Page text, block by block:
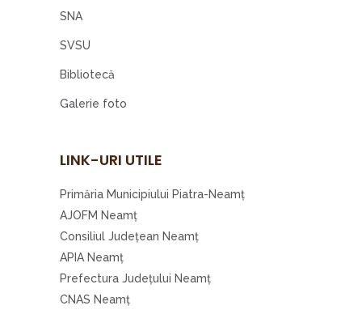
SNA
SVSU
Bibliotecă
Galerie foto
LINK-URI UTILE
Primăria Municipiului Piatra-Neamţ
AJOFM Neamţ
Consiliul Judeţean Neamţ
APIA Neamţ
Prefectura Judeţului Neamţ
CNAS Neamţ